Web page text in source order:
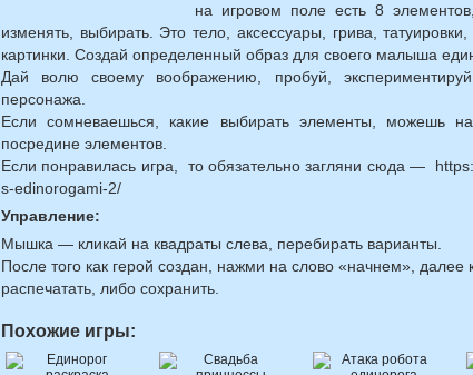
на игровом поле есть 8
изменять, выбирать. Это тело, аксессуары, грива,
картинки. Создай определенный образ для своего малыша
Дай волю своему воображению, пробуй,
персонажа.
Если сомневаешься, какие выбирать элементы, можешь
посредине элементов.
Если понравилась игра, то обязательно загляни сюда —
s-edinorogami-2/
Управление:
Мышка — кликай на квадраты слева, перебирать варианты.
После того как герой создан, нажми на слово «начнем», далее
распечатать, либо сохранить.
Похожие игры: